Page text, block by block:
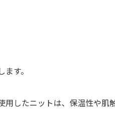
す。
したニットは、保温性や肌